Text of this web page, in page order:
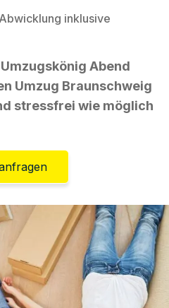
inklusive
Abend
Umzug Braunschweig
stressfrei wie möglich